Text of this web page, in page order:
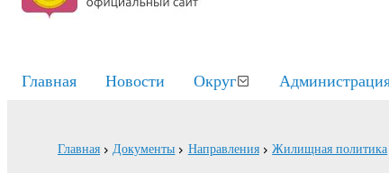
Главная Новости Округ
Главная Документы Направления Жилищная политика